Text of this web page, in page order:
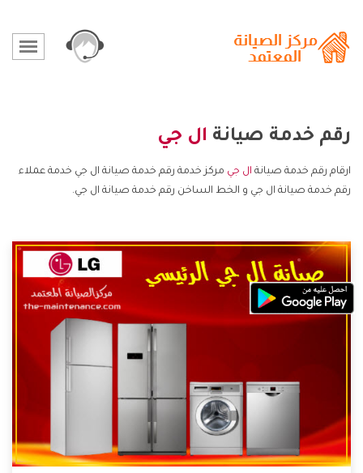
رقم خدمة صيانة ال جي
ارقام رقم خدمة صيانة ال جي مركز خدمة رقم خدمة صيانة ال جي خدمة عملاء
رقم خدمة صيانة ال جي و الخط الساخن رقم خدمة صيانة ال جي.